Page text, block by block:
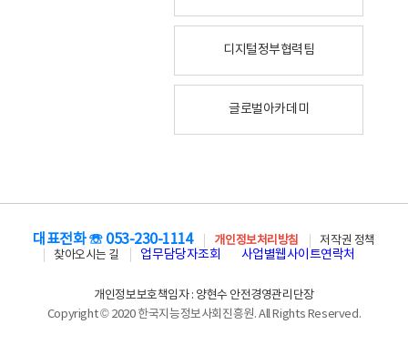
디지털정부협력팀
글로벌아카데미
대표전화 ☏ 053-230-1114 개인정보처리방침
저작권 정책
찾아오시는 길
업무담당자조회 사업별웹사이트연락처
개인정보보호책임자 : 양현수 안전경영관리단장
Copyright © 2020 한국지능정보사회진흥원. All Rights Reserved.